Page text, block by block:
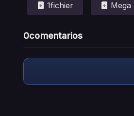
1fichier Mega
0comentarios